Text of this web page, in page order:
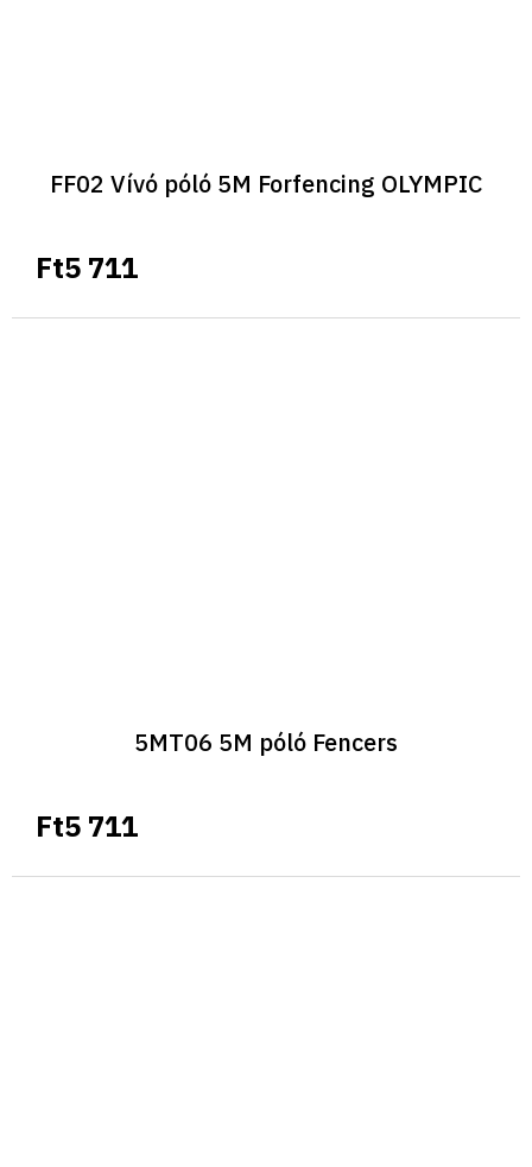
FF02 Vívó póló 5M Forfencing OLYMPIC
Ft5 711
5MT06 5M póló Fencers
Ft5 711